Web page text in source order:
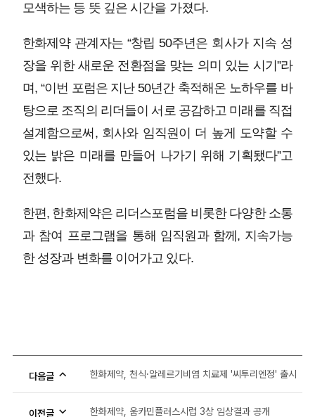
모색하는 등 뜻 깊은 시간을 가졌다.
한화제약 관계자는 “창립 50주년은 회사가 지속 성
장을 위한 새로운 전환점을 맞는 의미 있는 시기”라
며, “이번 포럼은 지난 50년간 축적해온 노하우를 바
탕으로 조직의 리더들이 서로 공감하고 미래를 직접
설계함으로써, 회사와 임직원이 더 높게 도약할 수
있는 밝은 미래를 만들어 나가기 위해 기획됐다”고
전했다.
한편, 한화제약은 리더스포럼을 비롯한 다양한 소통
과 참여 프로그램을 통해 임직원과 함께, 지속가능
한 성장과 변화를 이어가고 있다.
다음글 한화제약, 천식·알레르기비염 치료제 '씨투리엔정' 출시
이전글 한화제약, 움카민플러스시럽 3상 임상결과 공개